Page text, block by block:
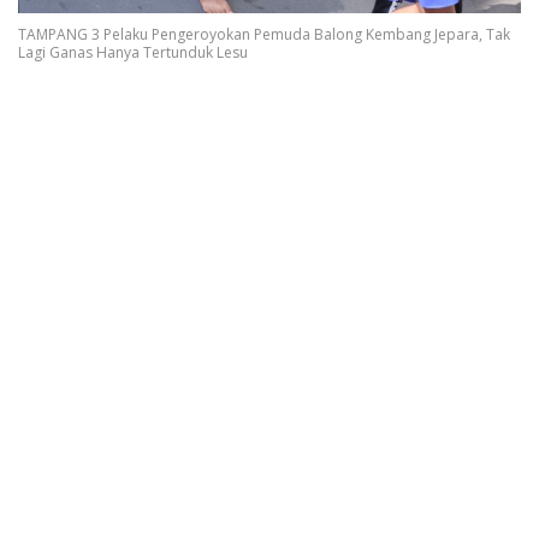
TAMPANG 3 Pelaku Pengeroyokan Pemuda Balong Kembang Jepara, Tak
Lagi Ganas Hanya Tertunduk Lesu